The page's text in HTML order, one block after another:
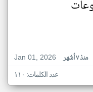
Jan 01, 2026
منذ ٧ أشهر
عدد الكلمات: ١١٠